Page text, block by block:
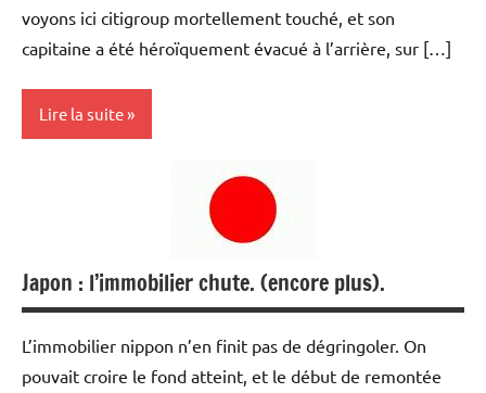
voyons ici citigroup mortellement touché, et son
capitaine a été héroïquement évacué à l’arrière, sur […]
Lire la suite
Japon : l’immobilier chute. (encore plus).
L’immobilier nippon n’en finit pas de dégringoler. On
pouvait croire le fond atteint, et le début de remontée